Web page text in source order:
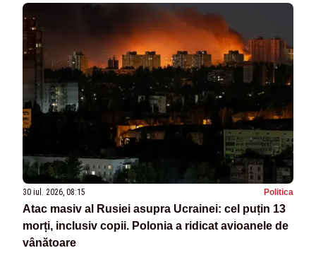
30 iul. 2026, 08:15 Politica
Atac masiv al Rusiei asupra Ucrainei: cel puțin 13
morți, inclusiv copii. Polonia a ridicat avioanele de
vânătoare